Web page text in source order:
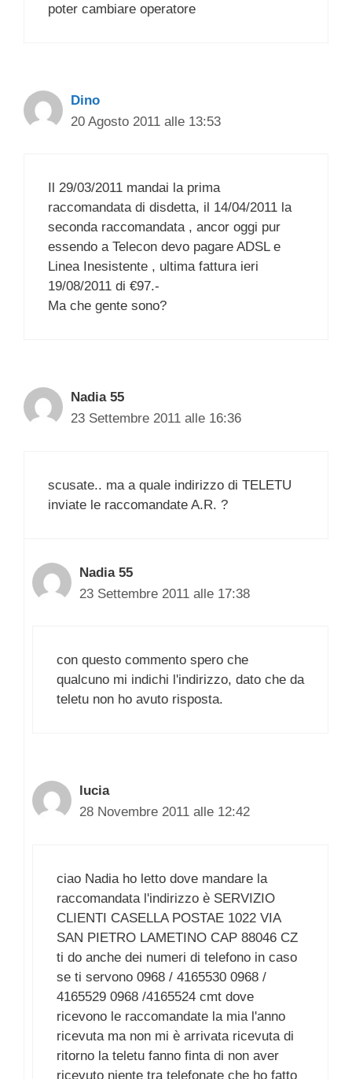
poter cambiare operatore
Dino
20 Agosto 2011 alle 13:53
Il 29/03/2011 mandai la prima
raccomandata di disdetta, il 14/04/2011 la
seconda raccomandata , ancor oggi pur
essendo a Telecon devo pagare ADSL e
Linea Inesistente , ultima fattura ieri
19/08/2011 di €97.-
Ma che gente sono?
Nadia 55
23 Settembre 2011 alle 16:36
scusate.. ma a quale indirizzo di TELETU
inviate le raccomandate A.R. ?
Nadia 55
23 Settembre 2011 alle 17:38
con questo commento spero che
qualcuno mi indichi l'indirizzo, dato che da
teletu non ho avuto risposta.
lucia
28 Novembre 2011 alle 12:42
ciao Nadia ho letto dove mandare la
raccomandata l'indirizzo è SERVIZIO
CLIENTI CASELLA POSTAE 1022 VIA
SAN PIETRO LAMETINO CAP 88046 CZ
ti do anche dei numeri di telefono in caso
se ti servono 0968 / 4165530 0968 /
4165529 0968 /4165524 cmt dove
ricevono le raccomandate la mia l'anno
ricevuta ma non mi è arrivata ricevuta di
ritorno la teletu fanno finta di non aver
ricevuto niente tra telefonate che ho fatto